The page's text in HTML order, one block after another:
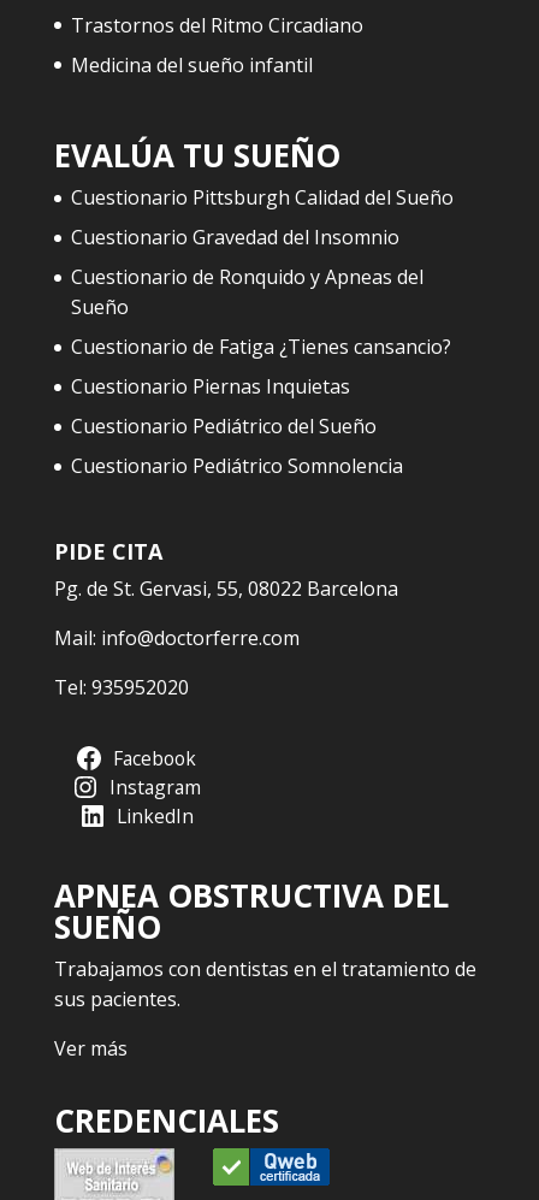
Trastornos del Ritmo Circadiano
Medicina del sueño infantil
EVALÚA TU SUEÑO
Cuestionario Pittsburgh Calidad del Sueño
Cuestionario Gravedad del Insomnio
Cuestionario de Ronquido y Apneas del
Sueño
Cuestionario de Fatiga ¿Tienes cansancio?
Cuestionario Piernas Inquietas
Cuestionario Pediátrico del Sueño
Cuestionario Pediátrico Somnolencia
PIDE CITA
Pg. de St. Gervasi, 55, 08022 Barcelona
Mail: info@doctorferre.com
Tel: 935952020
Facebook
Instagram
LinkedIn
APNEA OBSTRUCTIVA DEL
SUEÑO
Trabajamos con dentistas en el tratamiento de
sus pacientes.
Ver más
CREDENCIALES